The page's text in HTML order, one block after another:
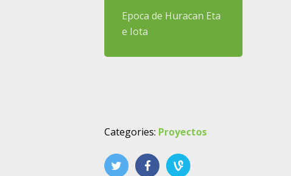
Epoca de Huracan Eta
e Iota
Categories: Proyectos